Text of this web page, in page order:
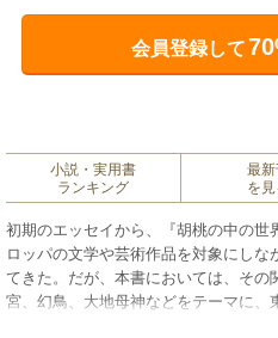
会員登録して
小説・実用書
ランキング
最新
を見
初期のエッセイから、『胡桃の中の世
ロッパの文学や芸術作品を対象にし
てきた。だが、本書においては、その
宮、幻鳥、大地母神などをテーマに、
ーンをめぐって、自在な論が展開さ